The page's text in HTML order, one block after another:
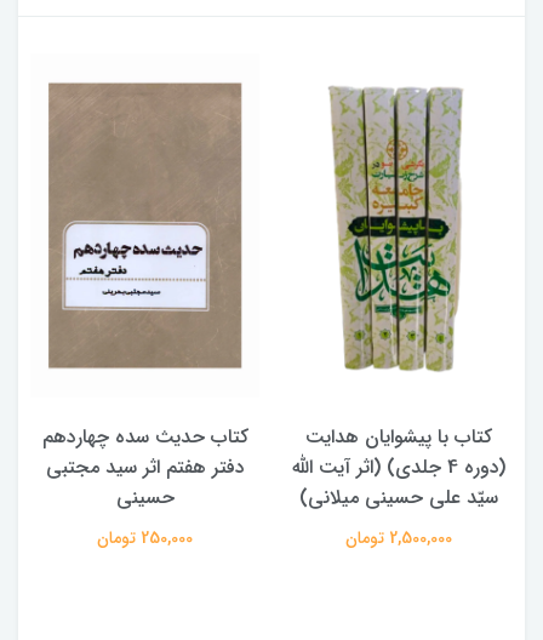
کتاب حدیث سده چهاردهم
دفتر هفتم اثر سید مجتبی
حسینی
250,000 تومان
کتاب آفاق الولایه فی فقه
الامامه (2 جلدی)
950,000 تومان